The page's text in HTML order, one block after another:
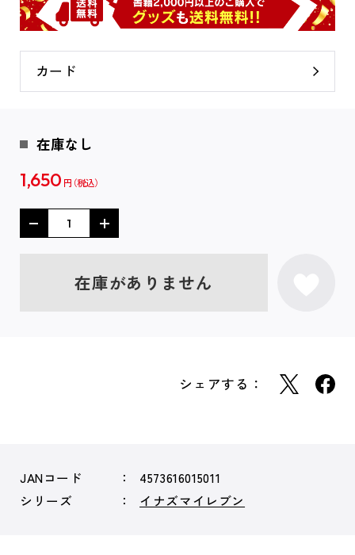
カード
在庫なし
1,650 円
在庫がありません
シェアする：
JANコード
4573616015011
シリーズ
イナズマイレブン